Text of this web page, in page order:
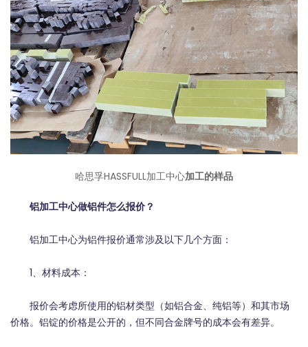
哈思孚HASSFULL加工中心加工的样品
铝加工中心做铝件怎么报价？
铝加工中心为铝件报价通常涉及以下几个方面：
1、材料成本：
报价会考虑所使用的铝材类型（如铝合金、纯铝等）和其市场
价格。铝锭的价格是公开的，但不同合金牌号的成本会有差异。